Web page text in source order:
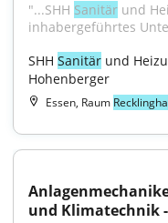
"...SHH Sanitär und
inhabergeführtes
SHH Sanitär und
Hohenberger
Essen, Raum
und Klimatechnik